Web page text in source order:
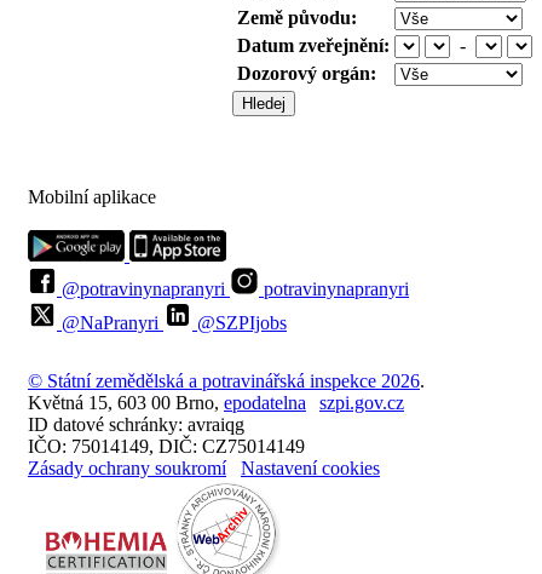
Země původu:
Datum zveřejnění:
-
Dozorový orgán:
Mobilní aplikace
@potravinynapranyri
potravinynapranyri
@NaPranyri
@SZPIjobs
© Státní zemědělská a potravinářská inspekce 2026.
Květná 15, 603 00 Brno, epodatelna
szpi.gov.cz
ID datové schránky: avraiqg
IČO: 75014149, DIČ: CZ75014149
Zásady ochrany soukromí
Nastavení cookies